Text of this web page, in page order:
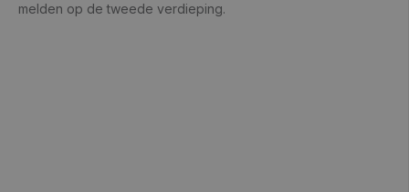
melden op de tweede verdieping.